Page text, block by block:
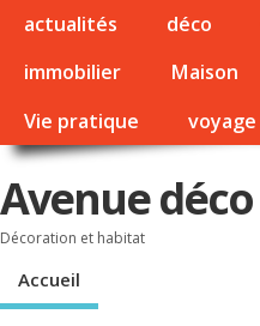
actualités déco
immobilier
Maison
Vie pratique
voyage
Avenue déco
Décoration et habitat
Accueil